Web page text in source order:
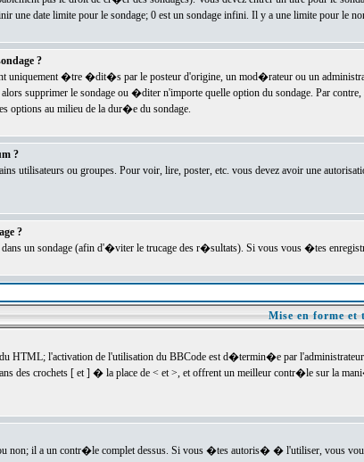
une date limite pour le sondage; 0 est un sondage infini. Il y a une limite pour le
?
uniquement �tre �dit�s par le posteur d'origine, un mod�rateur ou un
supprimer le sondage ou �diter n'importe quelle option du sondage. Par
options au milieu de la dur�e du sondage.
?
utilisateurs ou groupes. Pour voir, lire, poster, etc. vous devez avoir une
?
un sondage (afin d'�viter le trucage des r�sultats). Si vous vous �tes
Mise en forme et
HTML; l'activation de l'utilisation du BBCode est d�termin�e par
des crochets [ et ] � la place de < et >, et offrent un meilleur contr�le sur la
non; il a un contr�le complet dessus. Si vous �tes autoris� � l'utiliser, vous vous